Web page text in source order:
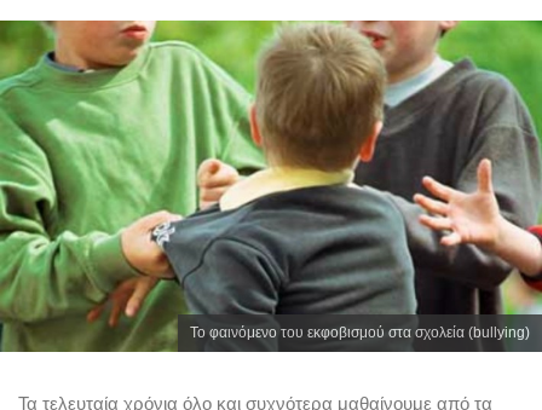
Το φαινόμενο του εκφοβισμού στα σχολεία (bullying)
Τα τελευταία χρόνια όλο και συχνότερα μαθαίνουμε από τα